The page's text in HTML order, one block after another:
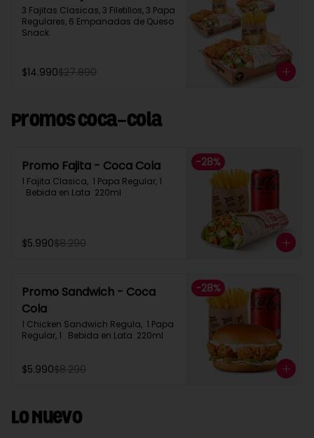
3 Fajitas Clasicas, 3 Filetillos, 3 Papa
Regulares, 6 Empanadas de Queso
Snack
$14.990$27.890
Promos Coca-Cola
-28%
Promo Fajita - Coca Cola
1 Fajita Clasica,  1 Papa Regular, 1
Bebida en Lata  220ml
$5.990$8.290
-28%
Promo Sandwich - Coca
Cola
1 Chicken Sandwich Regula,  1 Papa
Regular, 1   Bebida en Lata  220ml
$5.990$8.290
Lo Nuevo